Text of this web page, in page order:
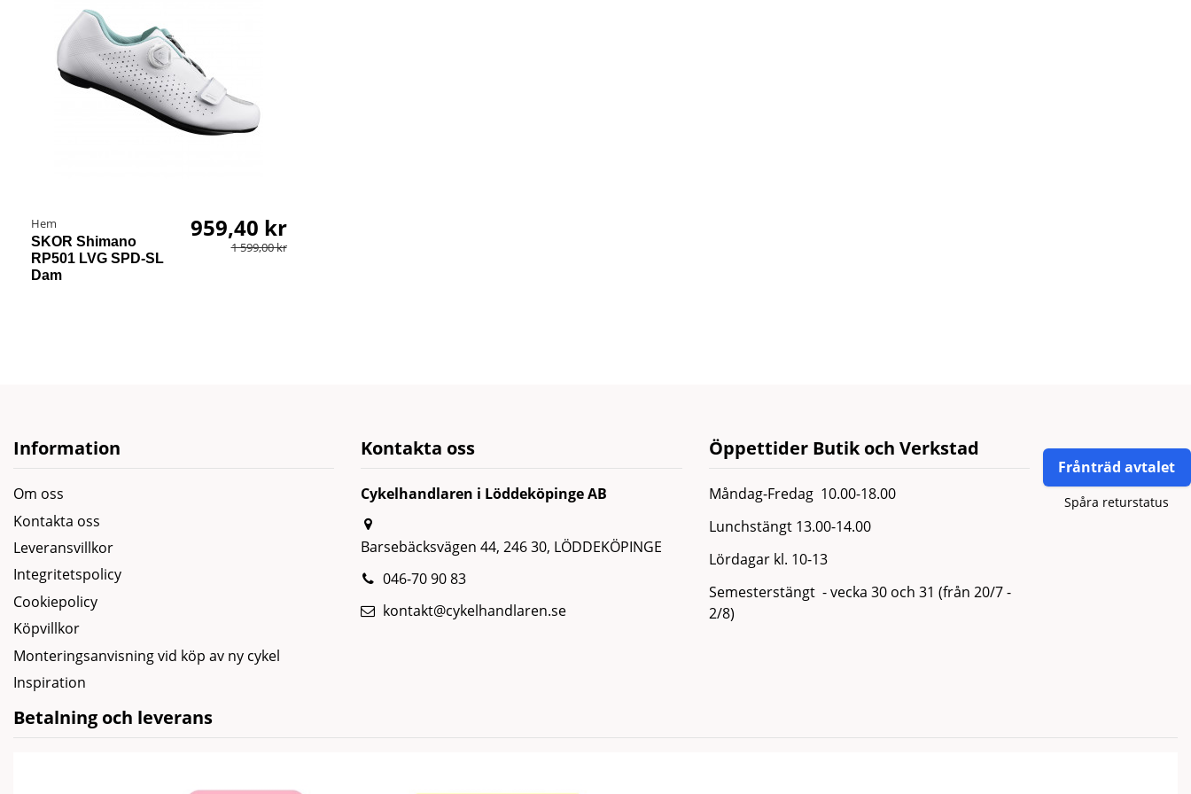
Hem
SKOR Shimano
RP501 LVG SPD-SL
Dam
959,40 kr
1 599,00 kr
Information
Om oss
Kontakta oss
Leveransvillkor
Integritetspolicy
Cookiepolicy
Köpvillkor
Monteringsanvisning vid köp av ny cykel
Inspiration
Kontakta oss
Cykelhandlaren i Löddeköpinge AB
Barsebäcksvägen 44, 246 30, LÖDDEKÖPINGE
046-70 90 83
kontakt@cykelhandlaren.se
Öppettider Butik och Verkstad
Måndag-Fredag 10.00-18.00
Lunchstängt 13.00-14.00
Lördagar kl. 10-13
Semesterstängt - vecka 30 och 31 (från 20/7 -
2/8)
Frånträd avtalet
Spåra returstatus
Betalning och leverans